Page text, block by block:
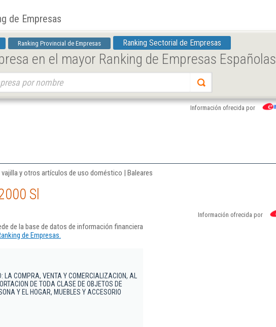
de Empresas
Ranking Provincial de Empresas Ranking Sectorial de Empresas
en el mayor Ranking de Empresas Españolas
Información ofrecida por
y otros artículos de uso doméstico | Baleares
Sl
Información ofrecida por
de la base de datos de información financiera
de Empresas.
LA COMPRA, VENTA Y COMERCIALIZACION, AL
DE TODA CLASE DE OBJETOS DE
Y EL HOGAR, MUEBLES Y ACCESORIO